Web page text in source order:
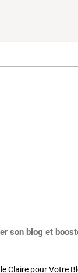
son blog et
Claire pour Votre